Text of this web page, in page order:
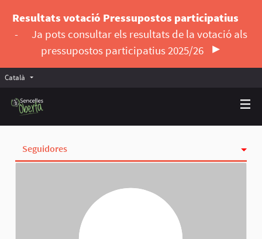
Resultats votació Pressupostos participatius
-
Ja pots consultar els resultats de la votació als
pressupostos participatius 2025/26
Català Triar la llengua
Seguidores